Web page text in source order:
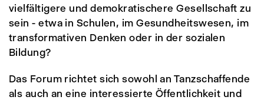
vielfältigere und demokratischere Gesellschaft zu
sein - etwa in Schulen, im Gesundheitswesen, im
transformativen Denken oder in der sozialen
Bildung?
Das Forum richtet sich sowohl an Tanzschaffende
als auch an eine interessierte Öffentlichkeit und